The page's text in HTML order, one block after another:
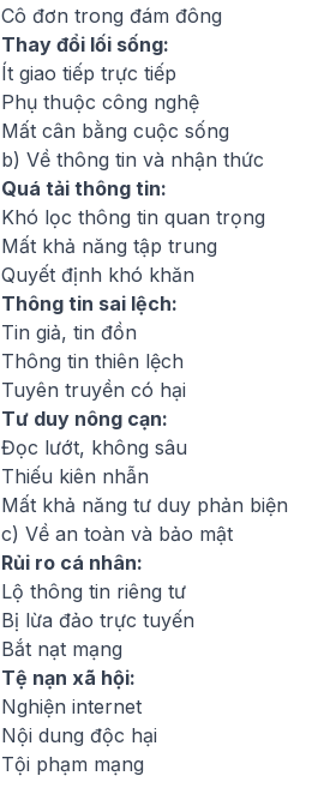
Cô đơn trong đám đông
Thay đổi lối sống:
Ít giao tiếp trực tiếp
Phụ thuộc công nghệ
Mất cân bằng cuộc sống
b) Về thông tin và nhận thức
Quá tải thông tin:
Khó lọc thông tin quan trọng
Mất khả năng tập trung
Quyết định khó khăn
Thông tin sai lệch:
Tin giả, tin đồn
Thông tin thiên lệch
Tuyên truyền có hại
Tư duy nông cạn:
Đọc lướt, không sâu
Thiếu kiên nhẫn
Mất khả năng tư duy phản biện
c) Về an toàn và bảo mật
Rủi ro cá nhân:
Lộ thông tin riêng tư
Bị lừa đảo trực tuyến
Bắt nạt mạng
Tệ nạn xã hội:
Nghiện internet
Nội dung độc hại
Tội phạm mạng